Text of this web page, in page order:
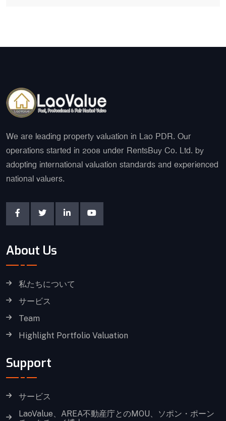
We are leading property valuation in Lao PDR. Our
operations started in 2008 under RentsBuy Co. Ltd. by
adopting international valuation standards and experienced
national valuers.
About Us
私たちについて
サービス
Team
Highlight Portfolio Valuation
Support
サービス
LaoValue、AREA不動産庁とのMOU、ソポン・ポーン